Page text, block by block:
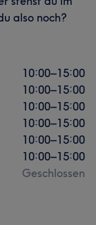
also noch?
10:00–15:00
10:00–15:00
10:00–15:00
10:00–15:00
10:00–15:00
10:00–15:00
Geschlossen